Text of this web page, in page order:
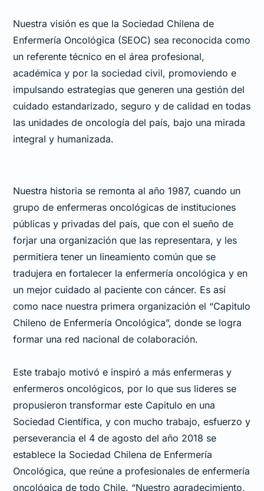
Nuestra visión es que la Sociedad Chilena de
Enfermería Oncológica (SEOC) sea reconocida como
un referente técnico en el área profesional,
académica y por la sociedad civil, promoviendo e
impulsando estrategias que generen una gestión del
cuidado estandarizado, seguro y de calidad en todas
las unidades de oncología del país, bajo una mirada
integral y humanizada.
Nuestra historia se remonta al año 1987, cuando un
grupo de enfermeras oncológicas de instituciones
públicas y privadas del país, que con el sueño de
forjar una organización que las representara, y les
permitiera tener un lineamiento común que se
tradujera en fortalecer la enfermería oncológica y en
un mejor cuidado al paciente con cáncer. Es así
como nace nuestra primera organización el “Capitulo
Chileno de Enfermería Oncológica”, donde se logra
formar una red nacional de colaboración.
Este trabajo motivó e inspiró a más enfermeras y
enfermeros oncológicos, por lo que sus lideres se
propusieron transformar este Capitulo en una
Sociedad Científica, y con mucho trabajo, esfuerzo y
perseverancia el 4 de agosto del año 2018 se
establece la Sociedad Chilena de Enfermería
Oncológica, que reúne a profesionales de enfermería
oncológica de todo Chile. “Nuestro agradecimiento,